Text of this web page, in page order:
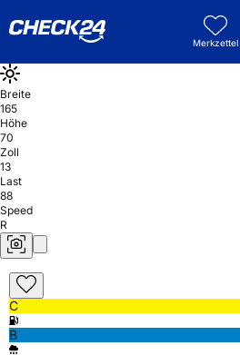
Merkzettel
Breite
165
Höhe
70
Zoll
13
Last
88
Speed
R
C
B